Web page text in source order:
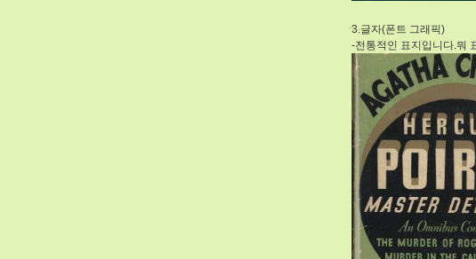
3.글자(폰트 그래픽)
-전통적인 표지입니다.뭐